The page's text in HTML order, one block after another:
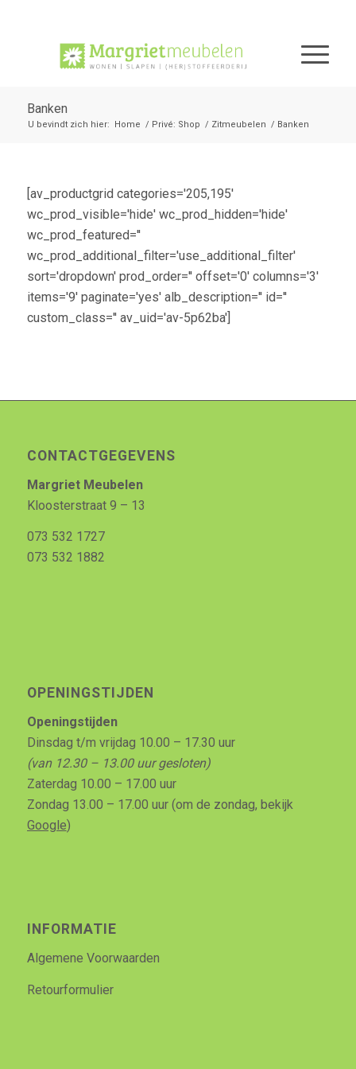
Banken
U bevindt zich hier: Home / Privé: Shop / Zitmeubelen / Banken
[av_productgrid categories='205,195'
wc_prod_visible='hide' wc_prod_hidden='hide'
wc_prod_featured=''
wc_prod_additional_filter='use_additional_filter'
sort='dropdown' prod_order='' offset='0' columns='3'
items='9' paginate='yes' alb_description='' id=''
custom_class='' av_uid='av-5p62ba']
CONTACTGEGEVENS
Margriet Meubelen
Kloosterstraat 9 – 13
073 532 1727
073 532 1882
OPENINGSTIJDEN
Openingstijden
Dinsdag t/m vrijdag 10.00 – 17.30 uur
(van 12.30 – 13.00 uur gesloten)
Zaterdag 10.00 – 17.00 uur
Zondag 13.00 – 17.00 uur (om de zondag, bekijk
Google)
INFORMATIE
Algemene Voorwaarden
Retourformulier